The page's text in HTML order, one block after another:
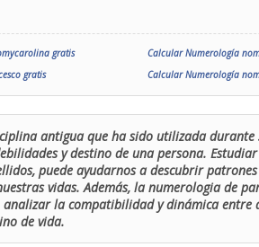
gratis
Calcular Numerología
gratis
Calcular Numerología
antigua que ha sido utilizada
y destino de una persona.
puede ayudarnos a descubrir
vidas. Además, la numerologia de
la compatibilidad y dinámica entre
de vida.